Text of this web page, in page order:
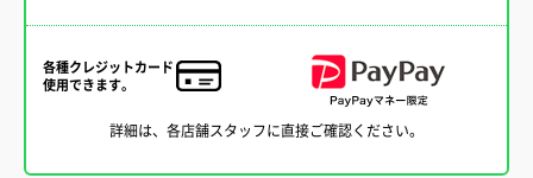
各種クレジットカード
使用できます。
詳細は、各店舗スタッフに直接ご確認ください。